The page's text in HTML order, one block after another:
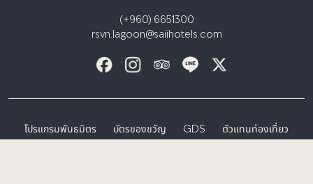
(+960) 6651300
rsvn.lagoon@saiihotels.com
โปรแกรมพันธมิตร บัตรของขวัญ GDS
ตัวแทนท่องเที่ยว